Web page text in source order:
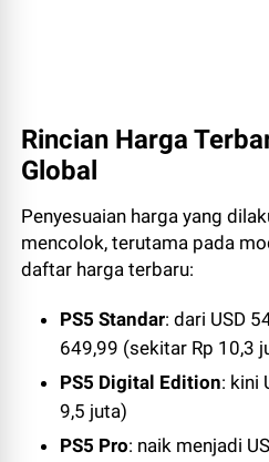
Rincian Harga
Global
Penyesuaian harga yang
mencolok, terutama pada
daftar harga terbaru:
PS5 Standar: dari USD
649,99 (sekitar Rp 10,3
PS5 Digital Edition: kini
9,5 juta)
PS5 Pro: naik menjadi